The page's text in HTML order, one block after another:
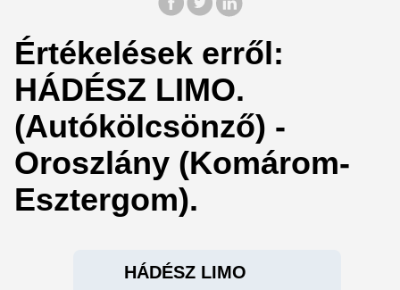
Értékelések erről:
HÁDÉSZ LIMO.
(Autókölcsönző) -
Oroszlány (Komárom-
Esztergom).
HÁDÉSZ LIMO